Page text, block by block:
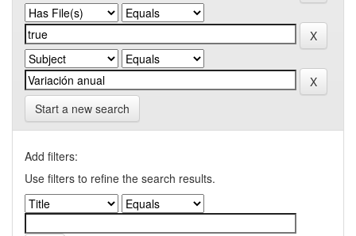
Start a new search
Add filters:
Use filters to refine the search results.